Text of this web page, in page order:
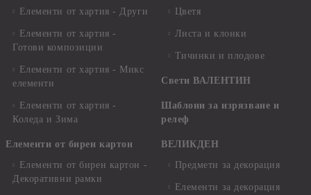
Елементи от хартия - Други
Елементи от хартия -
Готови композиции
Елементи от хартия - Микс
елементи
Елементи от хартия -
Коледа и Зима
Елементи от бирен картон
Елементи от бирен картон -
Декоративни рамки
Цветя
Листа и клонки
Тичинки и плодове
Свети ВАЛЕНТИН
Шаблони за изрязване и
релеф
ВЕЛИКДЕН
Предмети за декорация
Елементи за декорация